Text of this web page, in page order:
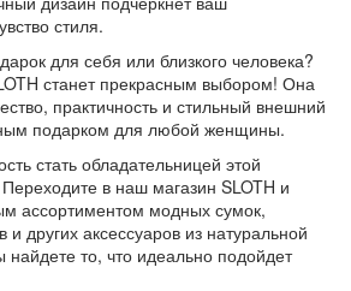
стиля.
для себя или близкого человека?
станет прекрасным выбором! Она
практичность и стильный внешний
подарком для любой женщины.
стать обладательницей этой
в наш магазин SLOTH и
ассортиментом модных сумок,
и других аксессуаров из натуральной
то, что идеально подойдет